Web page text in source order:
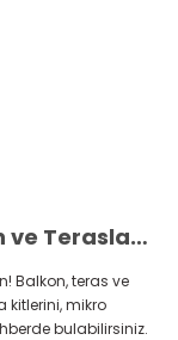
Mikro Sulama Rehberi: Balkon ve Teraslar İçin Akıllı Çözümler
Balkon, teras ve
kitlerini, mikro
bulabilirsiniz.